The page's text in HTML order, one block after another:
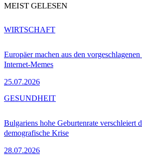
MEIST GELESEN
Europäer machen aus den
Internet-Memes
25.07.2026
WIRTSCHAFT
Bulgariens hohe Geburtenrate verschleiert
demografische Krise
28.07.2026
GESUNDHEIT